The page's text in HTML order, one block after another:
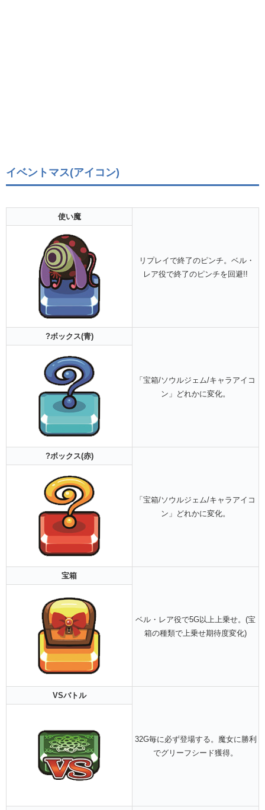
イベントマス(アイコン)
使い魔
リプレイで終了のピンチ。ベル・
レア役で終了のピンチを回避!!
?ボックス(青)
「宝箱/ソウルジェム/キャラアイコ
ン」どれかに変化。
?ボックス(赤)
「宝箱/ソウルジェム/キャラアイコ
ン」どれかに変化。
宝箱
ベル・レア役で5G以上上乗せ。(宝
箱の種類で上乗せ期待度変化)
VSバトル
32G毎に必ず登場する。魔女に勝利
でグリーフシード獲得。